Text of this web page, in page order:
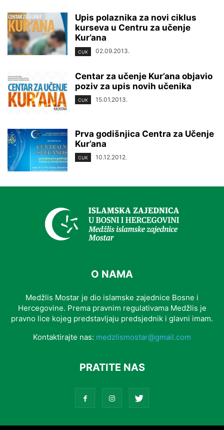
Upis polaznika za novi ciklus
kurseva u Centru za učenje
Kur’ana
CUK 02.09.2013.
Centar za učenje Kur’ana objavio
poziv za upis novih učenika
CUK 15.01.2013.
Prva godišnjica Centra za Učenje
Kur’ana
CUK 10.12.2012.
O NAMA
Medžlis Mostar je dio islamske zajednice Bosne i
Hercegovine. Prema pravnim regulativama Medžlis je
pravno lice kojeg predstavljaju predsjednik i glavni imam.
Kontaktirajte nas: medzlismostar@gmail.com
PRATITE NAS